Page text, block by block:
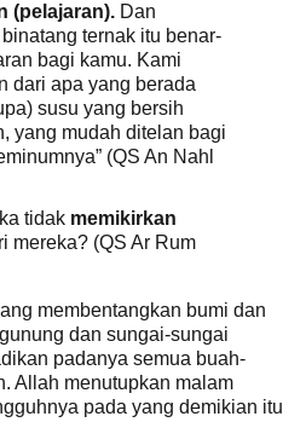
(pelajaran).Dan
ternak itu benar-
bagi kamu. Kami
dari apa yang berada
susu yang bersih
yang mudah ditelan bagi
(QS An Nahl
tidak memikirkan
mereka? (QS Ar Rum
membentangkan bumi dan
dan sungai-sungai
padanya semua buah-
Allah menutupkan malam
pada yang demikian itu